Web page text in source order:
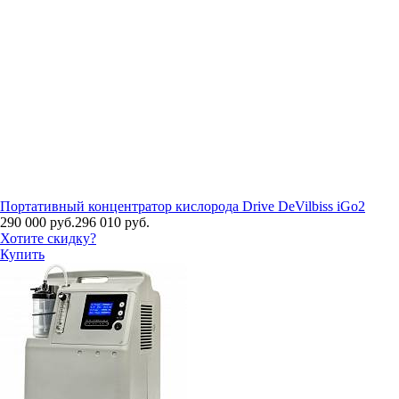
Портативный концентратор кислорода Drive DeVilbiss iGo2
290 000 руб.296 010 руб.
Хотите скидку?
Купить